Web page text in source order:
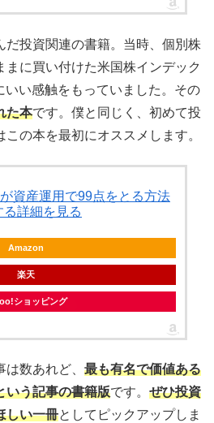
だ投資関連の書籍。当時、個別株
まに買い付けた米国株インデック
いい感触をもっていました。その
た本です。僕と同じく、初めて投
の本を最初にオススメします。
資産運用で99点をとる方法
詳細を見る
Amazon
楽天
ショッピング
数あれど、 最も有名で価値ある
いう記事の書籍版です。 ぜひ投資
しい一冊としてピックアップしま